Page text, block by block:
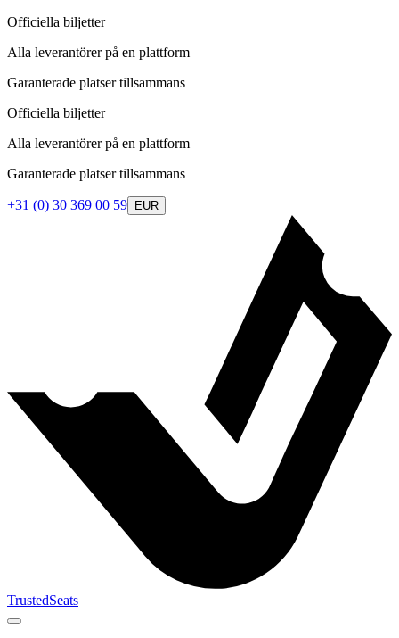
Officiella biljetter
Alla leverantörer på en plattform
Garanterade platser tillsammans
Officiella biljetter
Alla leverantörer på en plattform
Garanterade platser tillsammans
+31 (0) 30 369 00 59 EUR
TrustedSeats